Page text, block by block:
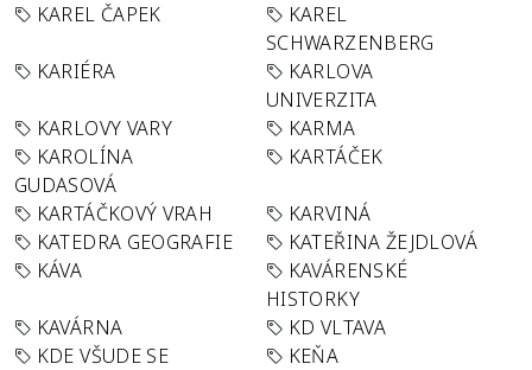
KAREL ČAPEK
KAREL
SCHWARZENBERG
KARIÉRA
KARLOVA
UNIVERZITA
KARLOVY VARY
KARMA
KAROLÍNA
GUDASOVÁ
KARTÁČEK
KARTÁČKOVÝ VRAH
KARVINÁ
KATEDRA GEOGRAFIE
KATEŘINA ŽEJDLOVÁ
KÁVA
KAVÁRENSKÉ
HISTORKY
KAVÁRNA
KD VLTAVA
KDE VŠUDE SE
KEŇA